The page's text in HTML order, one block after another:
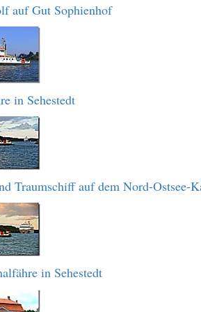
auf Gut Sophienhof
in Sehestedt
Traumschiff auf dem Nord-Ostsee-
in Sehestedt